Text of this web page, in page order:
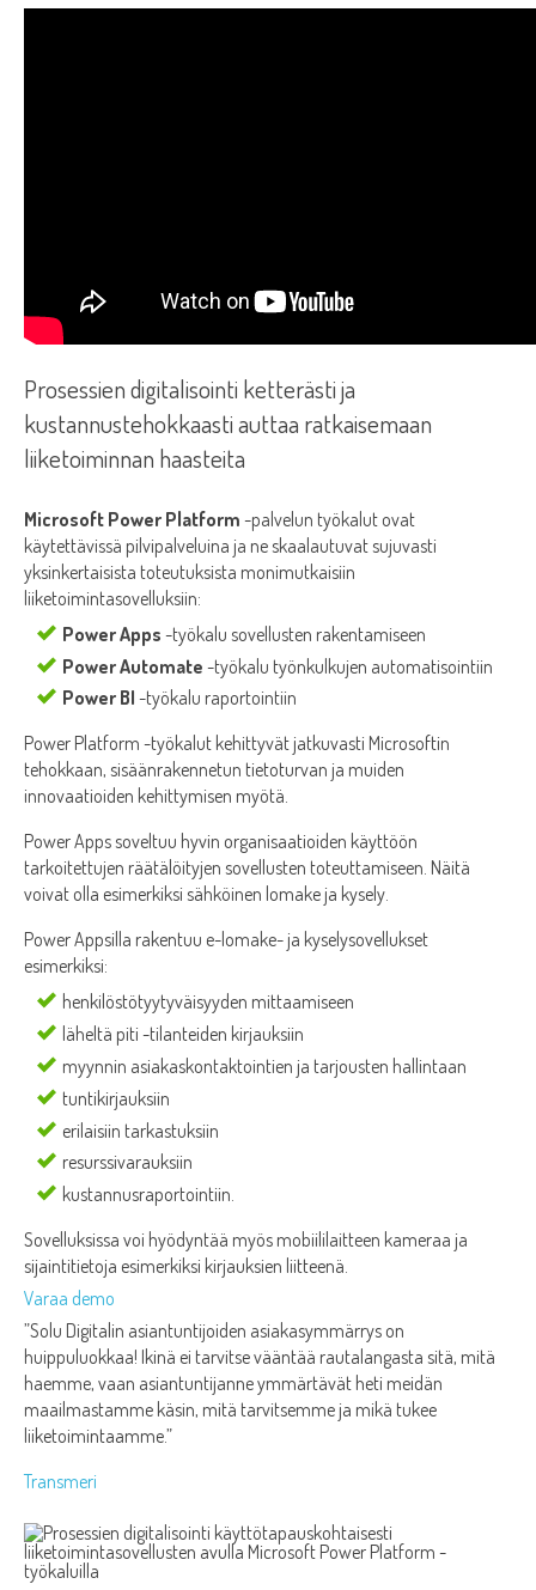
Prosessien digitalisointi ketterästi ja
kustannustehokkaasti auttaa ratkaisemaan
liiketoiminnan haasteita
Microsoft Power Platform -palvelun työkalut ovat
käytettävissä pilvipalveluina ja ne skaalautuvat sujuvasti
yksinkertaisista toteutuksista monimutkaisiin
liiketoimintasovelluksiin:
Power Apps -työkalu sovellusten rakentamiseen
Power Automate -työkalu työnkulkujen automatisointiin
Power BI -työkalu raportointiin
Power Platform -työkalut kehittyvät jatkuvasti Microsoftin
tehokkaan, sisäänrakennetun tietoturvan ja muiden
innovaatioiden kehittymisen myötä.
Power Apps soveltuu hyvin organisaatioiden käyttöön
tarkoitettujen räätälöityjen sovellusten toteuttamiseen. Näitä
voivat olla esimerkiksi sähköinen lomake ja kysely.
Power Appsilla rakentuu e-lomake- ja kyselysovellukset
esimerkiksi:
henkilöstötyytyväisyyden mittaamiseen
läheltä piti -tilanteiden kirjauksiin
myynnin asiakaskontaktointien ja tarjousten hallintaan
tuntikirjauksiin
erilaisiin tarkastuksiin
resurssivarauksiin
kustannusraportointiin.
Sovelluksissa voi hyödyntää myös mobiililaitteen kameraa ja
sijaintitietoja esimerkiksi kirjauksien liitteenä.
Varaa demo
”Solu Digitalin asiantuntijoiden asiakasymmärrys on
huippuluokkaa! Ikinä ei tarvitse vääntää rautalangasta sitä, mitä
haemme, vaan asiantuntijanne ymmärtävät heti meidän
maailmastamme käsin, mitä tarvitsemme ja mikä tukee
liiketoimintaamme.”
Transmeri